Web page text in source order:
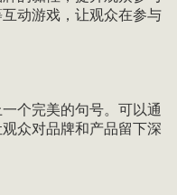
动游戏，让观众在参与
个完美的句号。可以通
众对品牌和产品留下深